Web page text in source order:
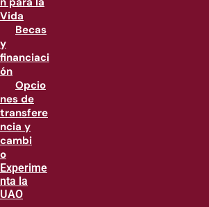
Vida
Becas
y
financiaci
ón
Opcio
nes de
transfere
ncia y
cambi
o
Experime
nta la
UAO